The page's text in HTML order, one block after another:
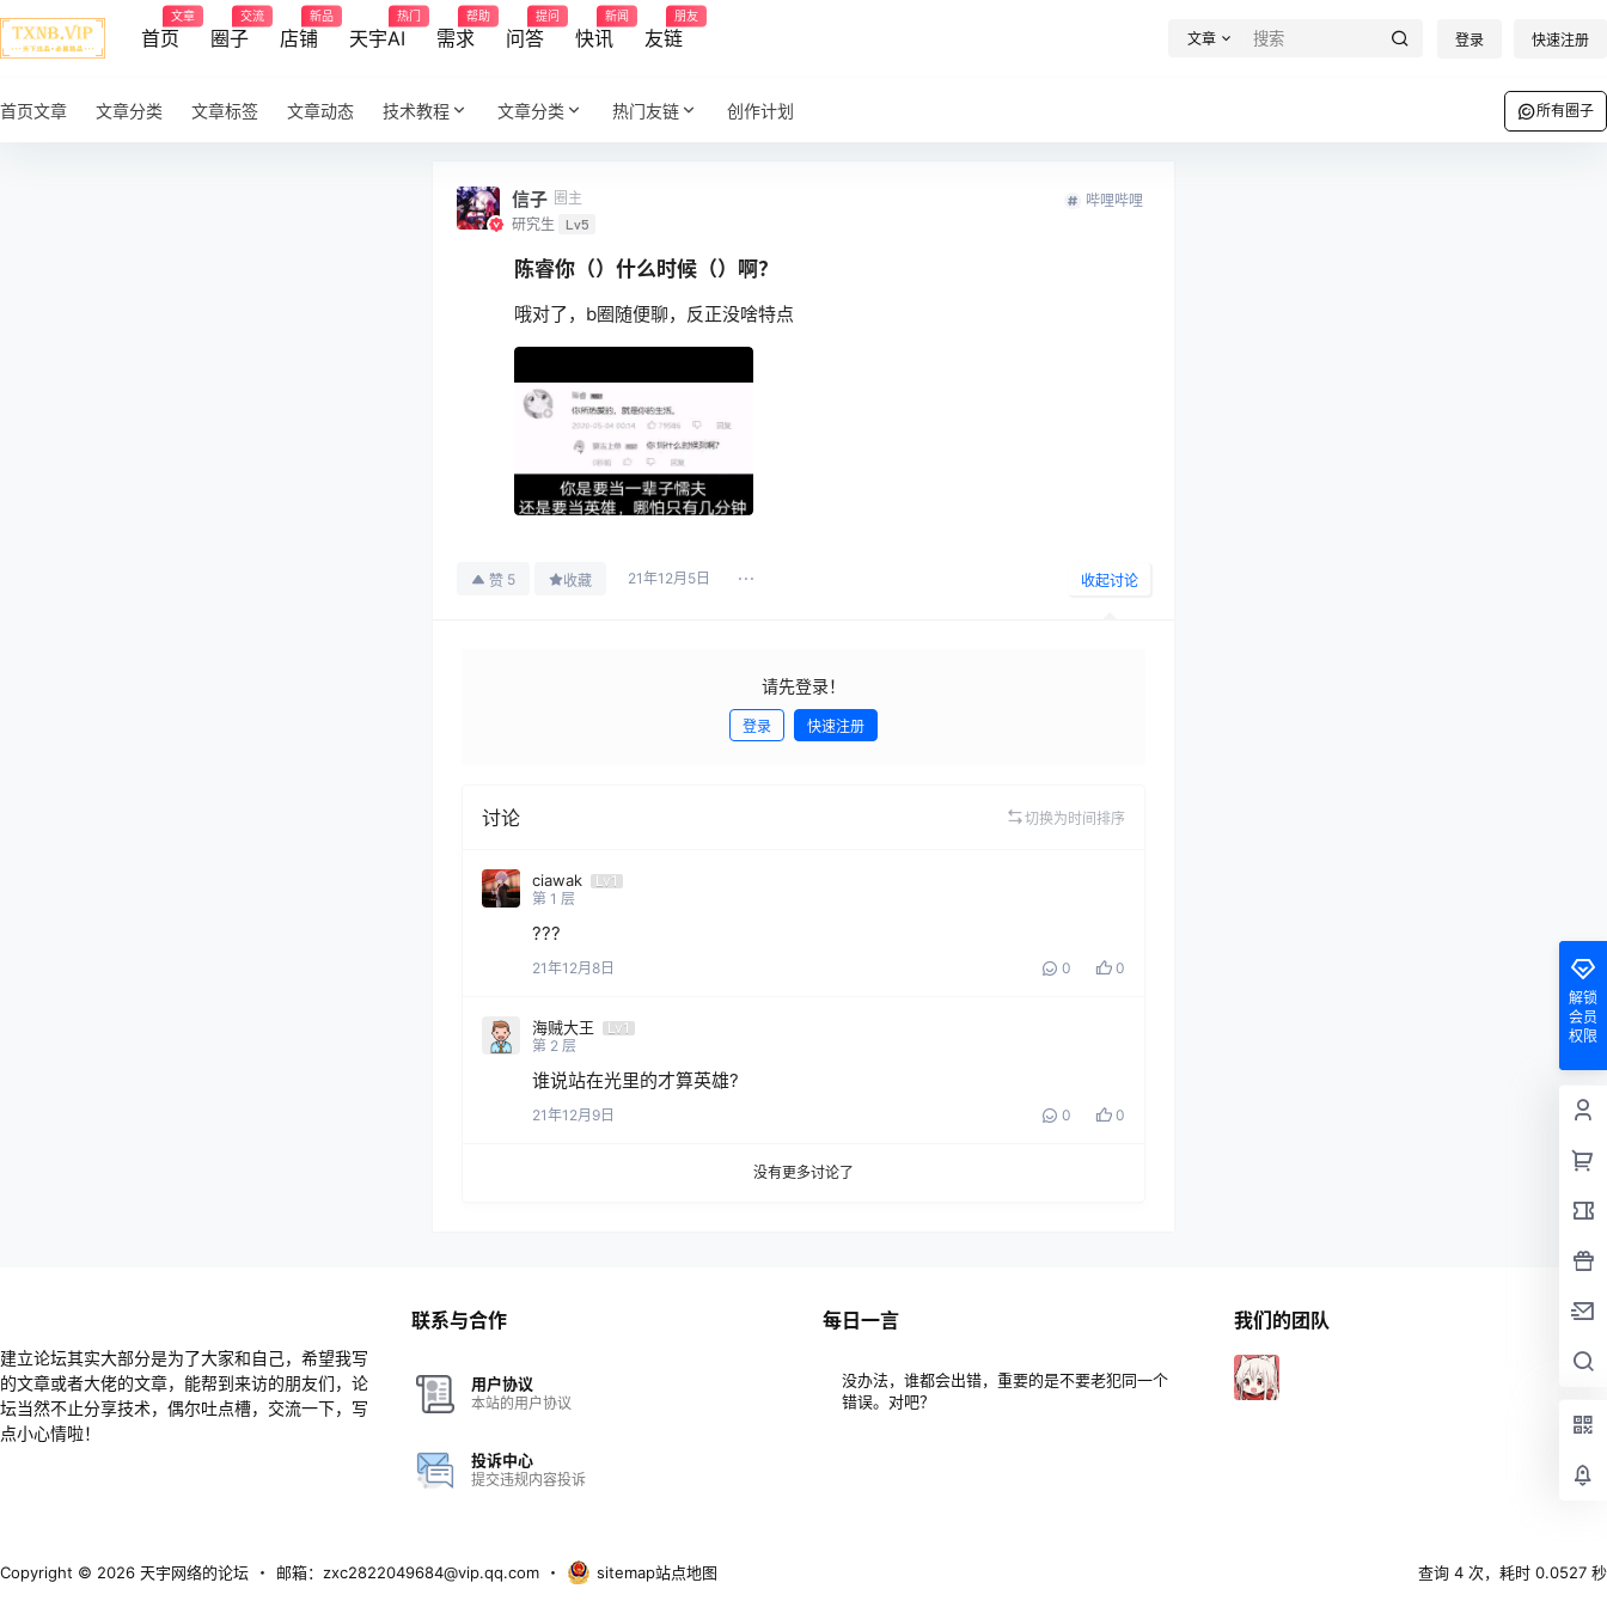
首页
文章
圈子
交流
店铺
新品
天宇AI
热门
需求
帮助
问答
提问
快讯
新闻
友链
朋友
文章 登录 快速注册
首页文章 文章分类 文章标签 文章动态 技术教程 文章分类 热门友链 创作计划 所有圈子
信子 圈主
研究生
Lv5
哔哩哔哩
陈睿你（）什么时候（）啊？
哦对了，b圈随便聊，反正没啥特点
赞 5 收藏 21年12月5日 收起讨论
请先登录！
登录 快速注册
讨论 切换为时间排序
ciawak
Lv1
第 1 层
???
21年12月8日 0 0
海贼大王
Lv1
第 2 层
谁说站在光里的才算英雄?
21年12月9日 0 0
没有更多讨论了
解锁
会员
权限
建立论坛其实大部分是为了大家和自己，希望我写
的文章或者大佬的文章，能帮到来访的朋友们，论
坛当然不止分享技术，偶尔吐点槽，交流一下，写
点小心情啦！
联系与合作
用户协议
本站的用户协议
投诉中心
提交违规内容投诉
每日一言
没办法，谁都会出错，重要的是不要老犯同一个
错误。对吧？
我们的团队
Copyright © 2026 天宇网络的论坛 ・ 邮箱：zxc2822049684@vip.qq.com ・ sitemap站点地图 查询 4 次，耗时 0.0527 秒